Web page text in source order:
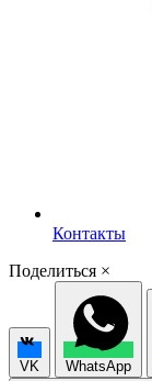
Контакты
Поделиться ×
VK WhatsApp